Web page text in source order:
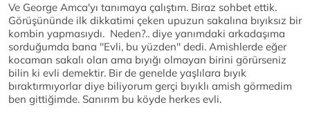
Ve George Amca'yı tanımaya çalıştım. Biraz sohbet ettik.
Görüşününde ilk dikkatimi çeken upuzun sakalına bıyıksız bir
kombin yapmasıydı. Neden?.. diye yanımdaki arkadaşıma
sorduğumda bana ''Evli, bu yüzden'' dedi. Amishlerde eğer
kocaman sakalı olan ama bıyığı olmayan birini görürseniz
bilin ki evli demektir. Bir de genelde yaşlılara bıyık
bıraktırmıyorlar diye biliyorum gerçi bıyıklı amish görmedim
ben gittiğimde. Sanırım bu köyde herkes evli.